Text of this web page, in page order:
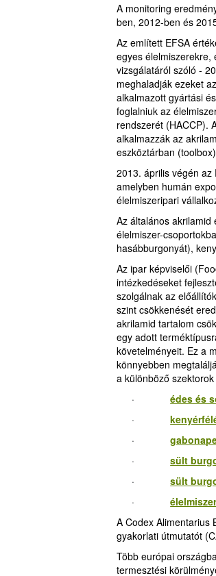
A monitoring
ben, 2012-ben és
Az említett EFSA
egyes élelmiszerekre,
vizsgálatáról szóló -
meghaladják ezeket
alkalmazott gyártási
foglalniuk az
rendszerét (HACCP).
alkalmazzák az
eszköztárban
2013. április végén
amelyben humán
élelmiszeripari
Az általános akrilamid
élelmiszer-
hasábburgonyát),
Az ipar képviselői
intézkedéseket
szolgálnak az
szint csökkenését
akrilamid tartalom
egy adott
követelményeit. Ez a
könnyebben
a különböző
·édes és
·
·
·sült
·sült
·
A Codex Alimentarius
gyakorlati útmutatót
Több európai
termesztési